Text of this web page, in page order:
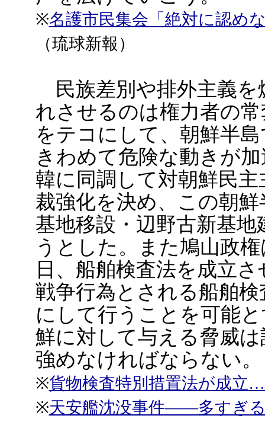
※名護市民集会「絶対に認め
（琉球新報）
民族差別や排外主義を
れさせるのは権力者の
をテコにして、朝鮮半
きわめて危険な動きが
韓に同調して対朝鮮民
裁強化を決め、この朝
基地移設・辺野古新基
うとした。また鳩山政
日、船舶検査法を成立
戦争行為とされる船舶
にして行うことを可能
鮮に対して与える脅威
強めなければならない。
※貨物検査特別措置法が成立
※天安艦沈没事件――多すぎ